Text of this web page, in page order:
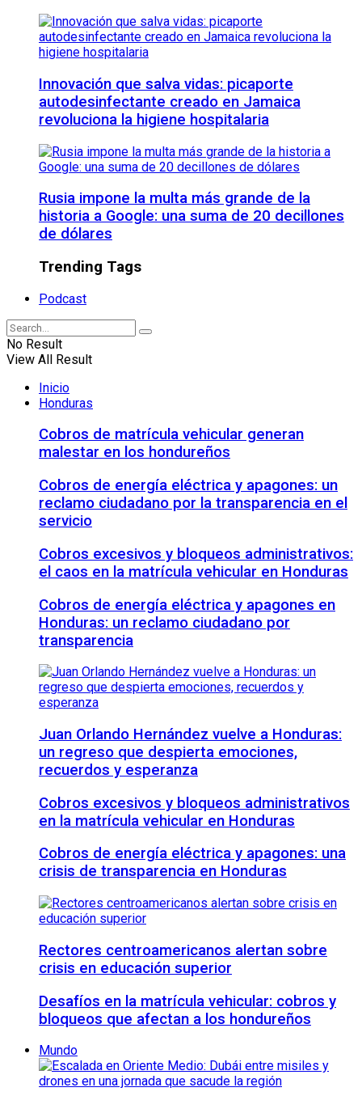
Innovación que salva vidas: picaporte
autodesinfectante creado en Jamaica
revoluciona la higiene hospitalaria
Rusia impone la multa más grande de la
historia a Google: una suma de 20 decillones
de dólares
Trending Tags
Podcast
No Result
View All Result
Inicio
Honduras
Cobros de matrícula vehicular generan
malestar en los hondureños
Cobros de energía eléctrica y apagones: un
reclamo ciudadano por la transparencia en el
servicio
Cobros excesivos y bloqueos administrativos:
el caos en la matrícula vehicular en Honduras
Cobros de energía eléctrica y apagones en
Honduras: un reclamo ciudadano por
transparencia
Juan Orlando Hernández vuelve a Honduras:
un regreso que despierta emociones,
recuerdos y esperanza
Cobros excesivos y bloqueos administrativos
en la matrícula vehicular en Honduras
Cobros de energía eléctrica y apagones: una
crisis de transparencia en Honduras
Rectores centroamericanos alertan sobre
crisis en educación superior
Desafíos en la matrícula vehicular: cobros y
bloqueos que afectan a los hondureños
Mundo